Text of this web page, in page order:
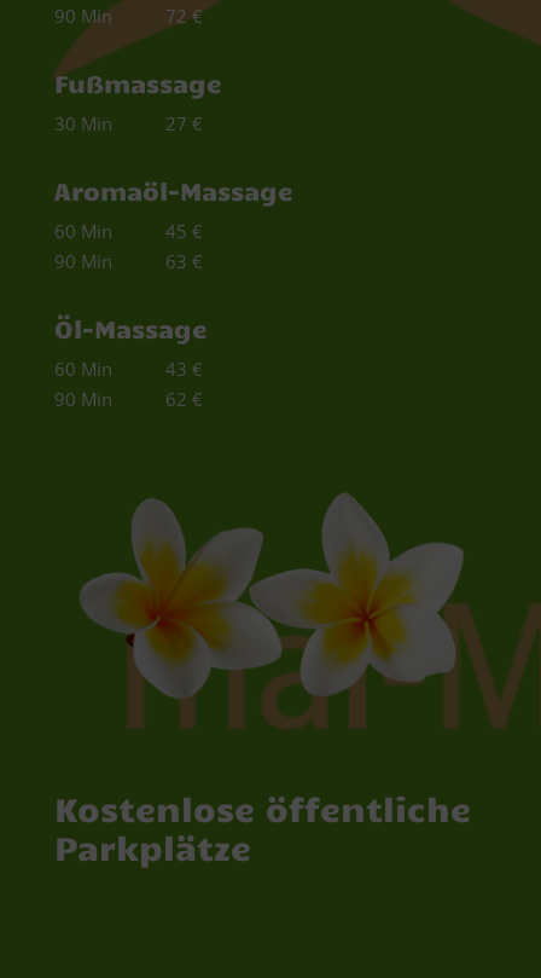
90 Min 72 €
Fußmassage
30 Min 27 €
Aromaöl-Massage
60 Min 45 €
90 Min 63 €
Öl-Massage
60 Min 43 €
90 Min 62 €
Kostenlose öffentliche
Parkplätze